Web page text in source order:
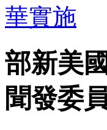
華實施
部新美
聞發委